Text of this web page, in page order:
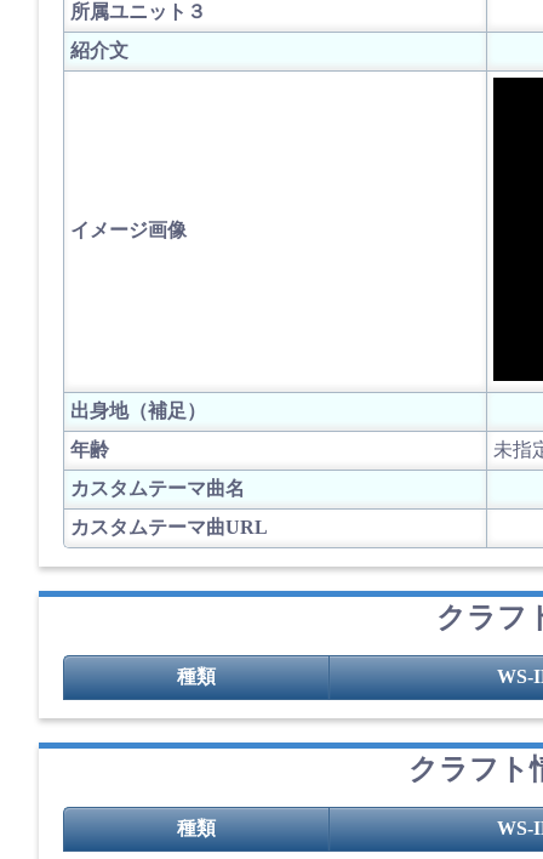
所属ユニット３
紹介文
イメージ画像
出身地（補足）
年齢
未指
カスタムテーマ曲名
カスタムテーマ曲URL
クラフ
種類 WS-
クラフト
種類 WS-